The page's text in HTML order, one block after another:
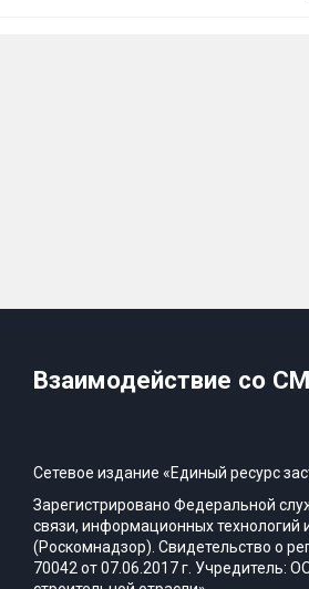
Взаимодействие со
Сетевое издание «Единый ресурс
Зарегистрировано Федеральной
связи, информационных технологий
(Роскомнадзор). Свидетельство о
70042 от 07.06.2017 г. Учредитель: